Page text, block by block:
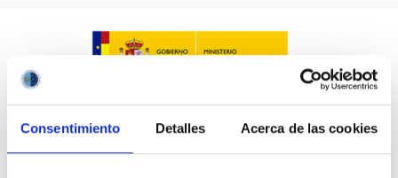
Consentimiento Detalles Acerca de las cookies